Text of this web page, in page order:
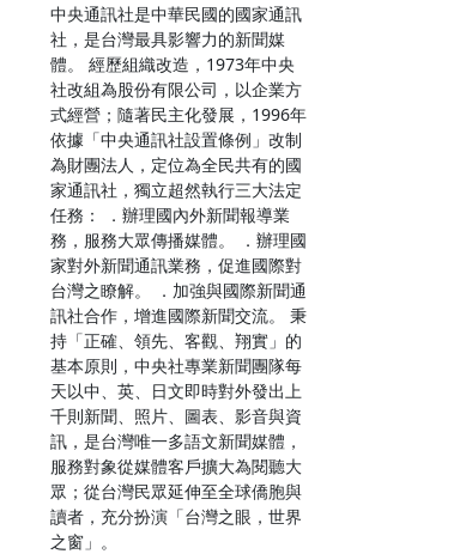
中央通訊社是中華民國的國家通訊
社，是台灣最具影響力的新聞媒
體。 經歷組織改造，1973年中央
社改組為股份有限公司，以企業方
式經營；隨著民主化發展，1996年
依據「中央通訊社設置條例」改制
為財團法人，定位為全民共有的國
家通訊社，獨立超然執行三大法定
任務： ．辦理國內外新聞報導業
務，服務大眾傳播媒體。 ．辦理國
家對外新聞通訊業務，促進國際對
台灣之瞭解。 ．加強與國際新聞通
訊社合作，增進國際新聞交流。 秉
持「正確、領先、客觀、翔實」的
基本原則，中央社專業新聞團隊每
天以中、英、日文即時對外發出上
千則新聞、照片、圖表、影音與資
訊，是台灣唯一多語文新聞媒體，
服務對象從媒體客戶擴大為閱聽大
眾；從台灣民眾延伸至全球僑胞與
讀者，充分扮演「台灣之眼，世界
之窗」。